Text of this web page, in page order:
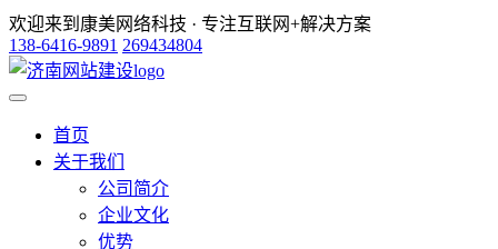
欢迎来到康美网络科技 · 专注互联网+解决方案
138-6416-9891 269434804
首页
关于我们
公司简介
企业文化
优势